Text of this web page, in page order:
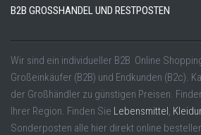
B2B GROSSHANDEL UND RESTPOSTEN
Wir sind ein individueller B2B Online
Großeinkäufer (B2B) und Endkunden (B2c).
der Großhändler zu günstigen Preisen.
Ihrer Region. Finden Sie Lebensmittel,
Sonderposten alle hier direkt online